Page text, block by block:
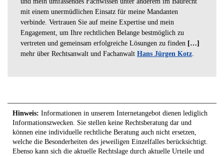
mit einem unermüdlichen Einsatz für meine Mandanten
verbinde. Vertrauen Sie auf meine Expertise und mein
Engagement, um Ihre rechtlichen Belange bestmöglich zu
vertreten und gemeinsam erfolgreiche Lösungen zu finden […]
mehr über Rechtsanwalt und Fachanwalt Hans Jürgen Kotz
Hinweis: Informationen in unserem Internetangebot dienen lediglich
Informationszwecken. Sie stellen keine Rechtsberatung dar und
können eine individuelle rechtliche Beratung auch nicht ersetzen,
welche die Besonderheiten des jeweiligen Einzelfalles berücksichtigt.
Ebenso kann sich die aktuelle Rechtslage durch aktuelle Urteile und